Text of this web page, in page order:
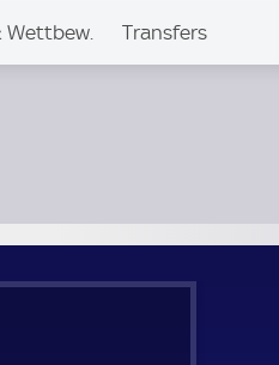
Wettbew. Transfers